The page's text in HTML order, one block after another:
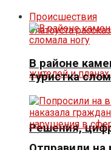
Решения,
Происшествия
В районе
туристка